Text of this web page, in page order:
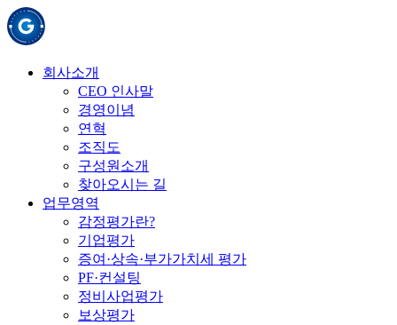
회사소개
CEO 인사말
경영이념
연혁
조직도
구성원소개
찾아오시는 길
업무영역
감정평가란?
기업평가
증여·상속·부가가치세 평가
PF·컨설팅
정비사업평가
보상평가